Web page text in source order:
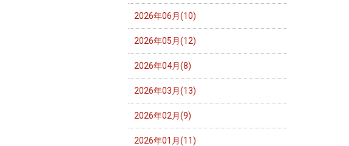
2026年06月(10)
2026年05月(12)
2026年04月(8)
2026年03月(13)
2026年02月(9)
2026年01月(11)